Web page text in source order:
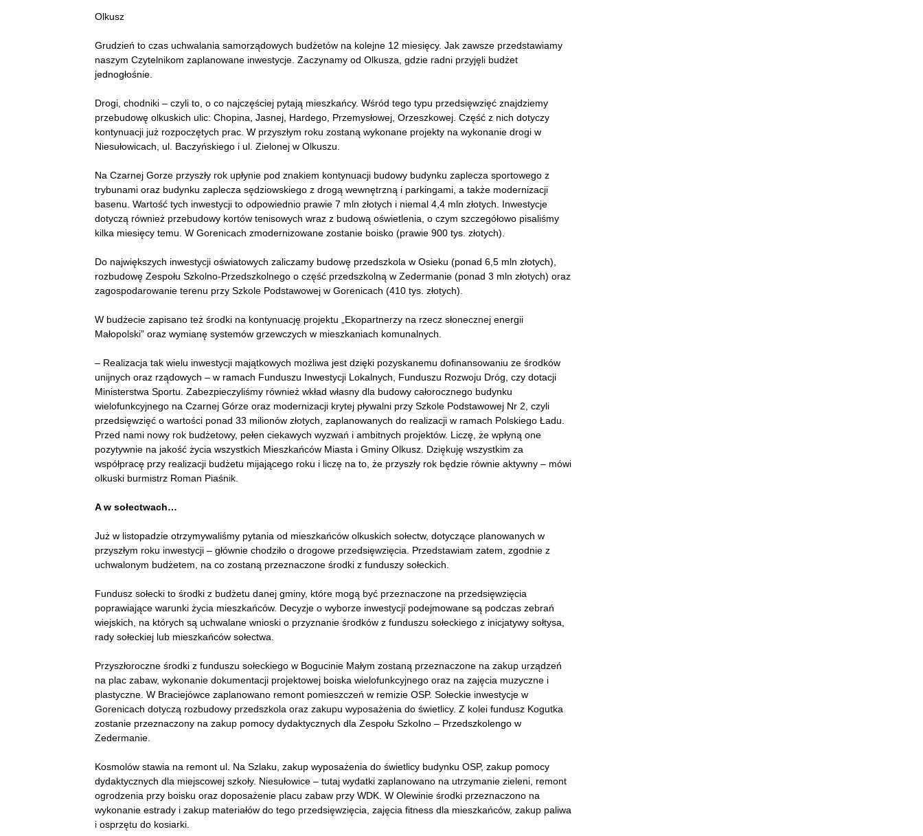
Olkusz
Grudzień to czas uchwalania samorządowych budżetów na kolejne 12 miesięcy. Jak zawsze przedstawiamy
naszym Czytelnikom zaplanowane inwestycje. Zaczynamy od Olkusza, gdzie radni przyjęli budżet
jednogłośnie.
Drogi, chodniki – czyli to, o co najczęściej pytają mieszkańcy. Wśród tego typu przedsięwzięć znajdziemy
przebudowę olkuskich ulic: Chopina, Jasnej, Hardego, Przemysłowej, Orzeszkowej. Część z nich dotyczy
kontynuacji już rozpoczętych prac. W przyszłym roku zostaną wykonane projekty na wykonanie drogi w
Niesułowicach, ul. Baczyńskiego i ul. Zielonej w Olkuszu.
Na Czarnej Gorze przyszły rok upłynie pod znakiem kontynuacji budowy budynku zaplecza sportowego z
trybunami oraz budynku zaplecza sędziowskiego z drogą wewnętrzną i parkingami, a także modernizacji
basenu. Wartość tych inwestycji to odpowiednio prawie 7 mln złotych i niemal 4,4 mln złotych. Inwestycje
dotyczą również przebudowy kortów tenisowych wraz z budową oświetlenia, o czym szczegółowo pisaliśmy
kilka miesięcy temu. W Gorenicach zmodernizowane zostanie boisko (prawie 900 tys. złotych).
Do największych inwestycji oświatowych zaliczamy budowę przedszkola w Osieku (ponad 6,5 mln złotych),
rozbudowę Zespołu Szkolno-Przedszkolnego o część przedszkolną w Zedermanie (ponad 3 mln złotych) oraz
zagospodarowanie terenu przy Szkole Podstawowej w Gorenicach (410 tys. złotych).
W budżecie zapisano też środki na kontynuację projektu „Ekopartnerzy na rzecz słonecznej energii
Małopolski” oraz wymianę systemów grzewczych w mieszkaniach komunalnych.
– Realizacja tak wielu inwestycji majątkowych możliwa jest dzięki pozyskanemu dofinansowaniu ze środków
unijnych oraz rządowych – w ramach Funduszu Inwestycji Lokalnych, Funduszu Rozwoju Dróg, czy dotacji
Ministerstwa Sportu. Zabezpieczyliśmy również wkład własny dla budowy całorocznego budynku
wielofunkcyjnego na Czarnej Górze oraz modernizacji krytej pływalni przy Szkole Podstawowej Nr 2, czyli
przedsięwzięć o wartości ponad 33 milionów złotych, zaplanowanych do realizacji w ramach Polskiego Ładu.
Przed nami nowy rok budżetowy, pełen ciekawych wyzwań i ambitnych projektów. Liczę, że wpłyną one
pozytywnie na jakość życia wszystkich Mieszkańców Miasta i Gminy Olkusz. Dziękuję wszystkim za
współpracę przy realizacji budżetu mijającego roku i liczę na to, że przyszły rok będzie równie aktywny – mówi
olkuski burmistrz Roman Piaśnik.
A w sołectwach…
Już w listopadzie otrzymywaliśmy pytania od mieszkańców olkuskich sołectw, dotyczące planowanych w
przyszłym roku inwestycji – głównie chodziło o drogowe przedsięwzięcia. Przedstawiam zatem, zgodnie z
uchwalonym budżetem, na co zostaną przeznaczone środki z funduszy sołeckich.
Fundusz sołecki to środki z budżetu danej gminy, które mogą być przeznaczone na przedsięwzięcia
poprawiające warunki życia mieszkańców. Decyzje o wyborze inwestycji podejmowane są podczas zebrań
wiejskich, na których są uchwalane wnioski o przyznanie środków z funduszu sołeckiego z inicjatywy sołtysa,
rady sołeckiej lub mieszkańców sołectwa.
Przyszłoroczne środki z funduszu sołeckiego w Bogucinie Małym zostaną przeznaczone na zakup urządzeń
na plac zabaw, wykonanie dokumentacji projektowej boiska wielofunkcyjnego oraz na zajęcia muzyczne i
plastyczne. W Braciejówce zaplanowano remont pomieszczeń w remizie OSP. Sołeckie inwestycje w
Gorenicach dotyczą rozbudowy przedszkola oraz zakupu wyposażenia do świetlicy. Z kolei fundusz Kogutka
zostanie przeznaczony na zakup pomocy dydaktycznych dla Zespołu Szkolno – Przedszkolengo w
Zedermanie.
Kosmolów stawia na remont ul. Na Szlaku, zakup wyposażenia do świetlicy budynku OSP, zakup pomocy
dydaktycznych dla miejscowej szkoły. Niesułowice – tutaj wydatki zaplanowano na utrzymanie zieleni, remont
ogrodzenia przy boisku oraz doposażenie placu zabaw przy WDK. W Olewinie środki przeznaczono na
wykonanie estrady i zakup materiałów do tego przedsięwzięcia, zajęcia fitness dla mieszkańców, zakup paliwa
i osprzętu do kosiarki.